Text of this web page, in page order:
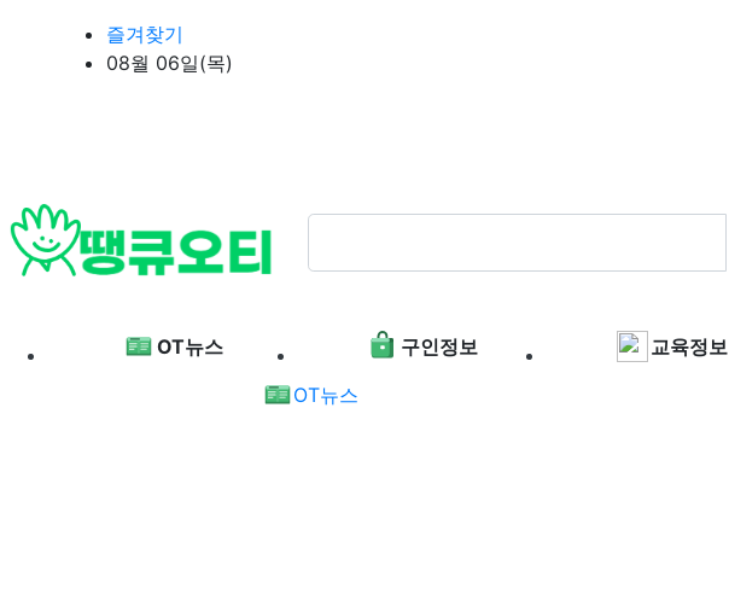
상단 네비즐겨찾기
08월 06일(목)
메인 메뉴 OT뉴스 구인정보 교육정보
OT뉴스